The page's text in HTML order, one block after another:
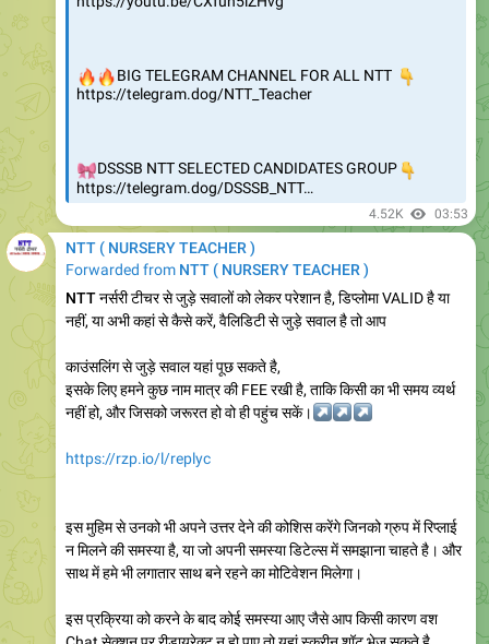
4.52K
NTT ( NURSERY TEACHER )
Forwarded from
NTT नर्सरी टीचर से जुड़े सवालों को लेकर परेशान है, डिप्लोमा VALID है या
नहीं, या अभी कहां से कैसे करें, वैलिडिटी से जुड़े सवाल है तो आप
काउंसलिंग से जुड़े सवाल यहां पूछ सकते है,
नहीं हो, और जिसको जरूरत हो वो ही पहुंच सकें।
↗️
↗️
↗️
https://rzp.io/l/replyc
साथ में हमे भी लगातार साथ बने रहने का मोटिवेशन मिलेगा।
इस प्रक्रिया को करने के बाद कोई समस्या आए जैसे आप किसी कारण वश
@Files_2021(only Regarding this)